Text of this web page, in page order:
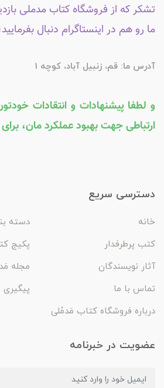
تشکر که از فروشگاه کتاب مدملی
ما رو هم در اینستاگرام دنبال
آدرس ما: قم، زنبیل آباد، کوچه 1
و لطفا پیشنهادات و انتقادات
ارتباطی جهت بهبود عملکرد مان،
دسترسی سریع
خانه
دسته
کتب پرطرفدار
پکیج
آثار نویسندگان
مجله
تماس با ما
درباره فروشگاه کتاب مَدمُلی
عضویت در خبرنامه